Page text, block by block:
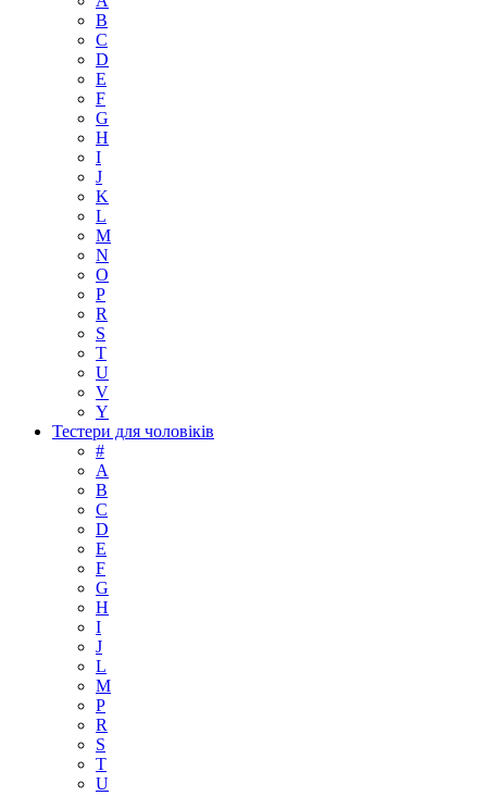
B
C
D
E
F
G
H
I
J
K
L
M
N
O
P
R
S
T
U
V
Y
Тестери для чоловіків
#
A
B
C
D
E
F
G
H
I
J
L
M
P
R
S
T
U